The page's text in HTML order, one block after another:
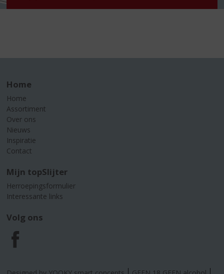
Home
Home
Assortiment
Over ons
Nieuws
Inspiratie
Contact
Mijn topSlijter
Herroepingsformulier
Interessante links
Volg ons
F
a